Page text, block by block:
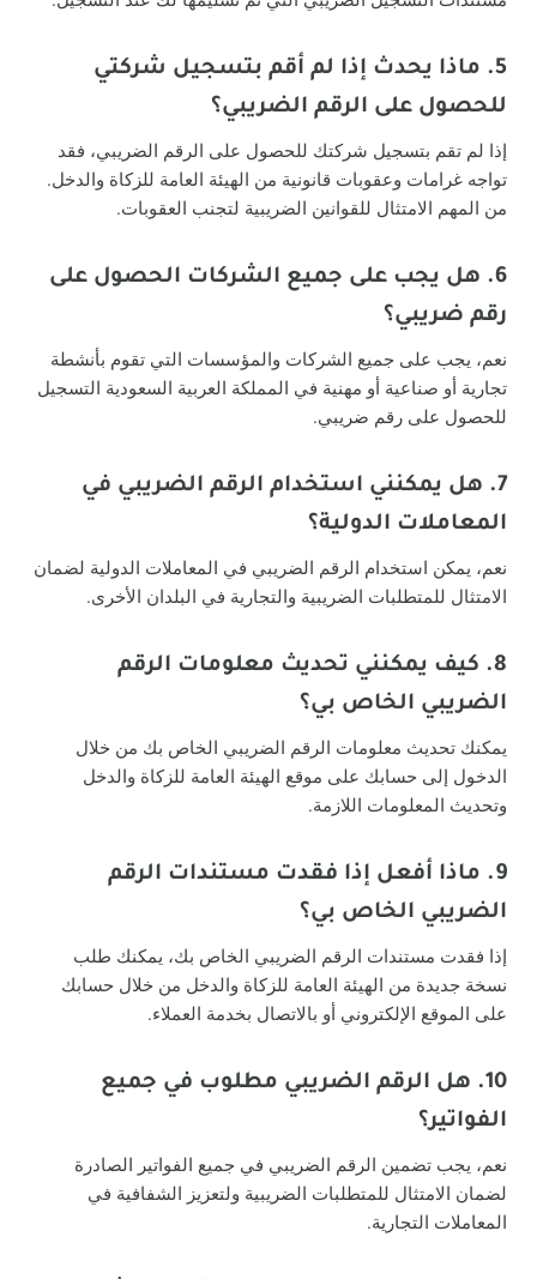
5. ماذا يحدث إذا لم أقم بتسجيل شركتي
للحصول على الرقم الضريبي؟
إذا لم تقم بتسجيل شركتك للحصول على الرقم الضريبي، فقد
تواجه غرامات وعقوبات قانونية من الهيئة العامة للزكاة والدخل.
من المهم الامتثال للقوانين الضريبية لتجنب العقوبات.
6. هل يجب على جميع الشركات الحصول على
رقم ضريبي؟
نعم، يجب على جميع الشركات والمؤسسات التي تقوم بأنشطة
تجارية أو صناعية أو مهنية في المملكة العربية السعودية التسجيل
للحصول على رقم ضريبي.
7. هل يمكنني استخدام الرقم الضريبي في
المعاملات الدولية؟
نعم، يمكن استخدام الرقم الضريبي في المعاملات الدولية لضمان
الامتثال للمتطلبات الضريبية والتجارية في البلدان الأخرى.
8. كيف يمكنني تحديث معلومات الرقم
الضريبي الخاص بي؟
يمكنك تحديث معلومات الرقم الضريبي الخاص بك من خلال
الدخول إلى حسابك على موقع الهيئة العامة للزكاة والدخل
وتحديث المعلومات اللازمة.
9. ماذا أفعل إذا فقدت مستندات الرقم
الضريبي الخاص بي؟
إذا فقدت مستندات الرقم الضريبي الخاص بك، يمكنك طلب
نسخة جديدة من الهيئة العامة للزكاة والدخل من خلال حسابك
على الموقع الإلكتروني أو بالاتصال بخدمة العملاء.
10. هل الرقم الضريبي مطلوب في جميع
الفواتير؟
نعم، يجب تضمين الرقم الضريبي في جميع الفواتير الصادرة
لضمان الامتثال للمتطلبات الضريبية ولتعزيز الشفافية في
المعاملات التجارية.